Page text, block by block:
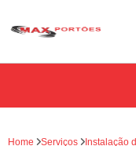
Home Serviços Instalação